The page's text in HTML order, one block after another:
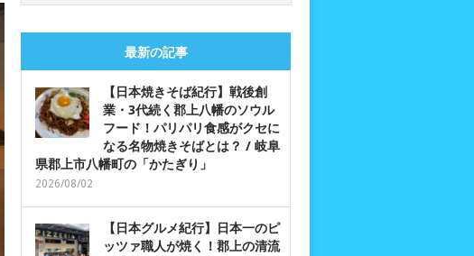
最新の記事
【日本焼きそば紀行】戦後創
業・3代続く郡上八幡のソウル
フード！パリパリ食感がクセに
なる名物焼きそばとは？ / 岐阜
県郡上市八幡町の「かたぎり」
2026/08/02
【日本グルメ紀行】日本一のピ
ッツァ職人が焼く！郡上の清流